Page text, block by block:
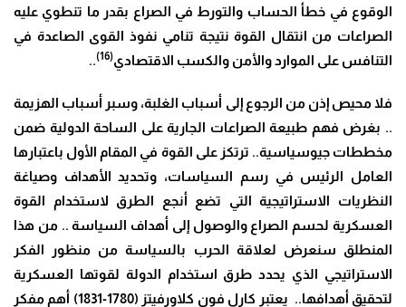
الوقوع في خطأ الحساب والتورط في الصراع بقدر ما تنطوي عليه
الصراعات من انتقال القوة نتيجة تنامي نفوذ القوى الصاعدة في
التنافس على الموارد والأمن والكسب الاقتصادي(16)
..
فلا محيص إذن من الرجوع إلى أسباب الغلبة، وسبر أسباب الهزيمة
.. بغرض فهم طبيعة الصراعات الجارية على الساحة الدولية ضمن
مخططات جيوسياسية.. ترتكز على القوة في المقام الأول باعتبارها
العامل الرئيس في رسم السياسات، وتحديد الأهداف وصياغة
النظريات الاستراتيجية التي تضع أنجع الطرق لاستخدام القوة
العسكرية لحسم الصراع والوصول إلى أهداف السياسة .. من هذا
المنطلق سنعرض لعلاقة الحرب بالسياسة من منظور الفكر
الاستراتيجي الذي يحدد طرق استخدام الدولة لقوتها العسكرية
لتحقيق أهدافها.. يعتبر كارل فون كلاورفيتز (1780-1831) أهم مفكر